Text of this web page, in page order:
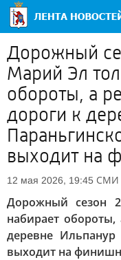
Дорожный
Марий Эл
обороты, а
дороги к
выходит на
12 мая 2026, 19:45 СМИ
Дорожный сезон
набирает
деревне
выходит на